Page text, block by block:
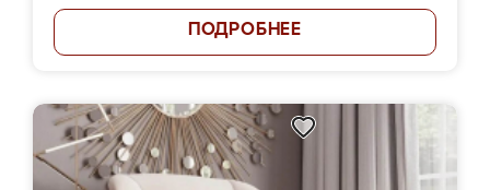
ПОДРОБНЕЕ